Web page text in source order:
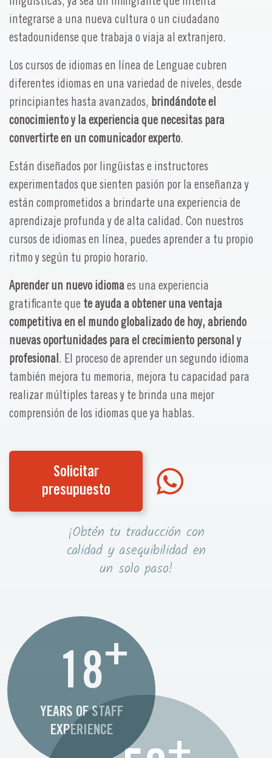
integrarse a una nueva cultura o un ciudadano
estadounidense que trabaja o viaja al extranjero.
Los cursos de idiomas en línea de Lenguae cubren
diferentes idiomas en una variedad de niveles, desde
principiantes hasta avanzados, brindándote el
conocimiento y la experiencia que necesitas para
convertirte en un comunicador experto.
Están diseñados por lingüistas e instructores
experimentados que sienten pasión por la enseñanza y
están comprometidos a brindarte una experiencia de
aprendizaje profunda y de alta calidad. Con nuestros
cursos de idiomas en línea, puedes aprender a tu propio
ritmo y según tu propio horario.
Aprender un nuevo idioma es una experiencia
gratificante que te ayuda a obtener una ventaja
competitiva en el mundo globalizado de hoy, abriendo
nuevas oportunidades para el crecimiento personal y
profesional . El proceso de aprender un segundo idioma
también mejora tu memoria, mejora tu capacidad para
realizar múltiples tareas y te brinda una mejor
comprensión de los idiomas que ya hablas.
Solicitar
presupuesto
¡Obtén tu traducción con
calidad y asequibilidad en
un solo paso!
+
18+
YEARS OF STAFF
EXPERIENCE